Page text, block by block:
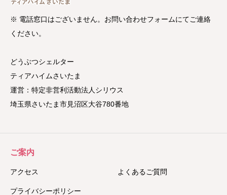
※ 電話窓口はございません。お問い合わせフォームにてご連絡
ください。
どうぶつシェルター
ティアハイムさいたま
運営：特定非営利活動法人シリウス
埼玉県さいたま市見沼区大谷780番地
ご案内
アクセス よくあるご質問
プライバシーポリシー